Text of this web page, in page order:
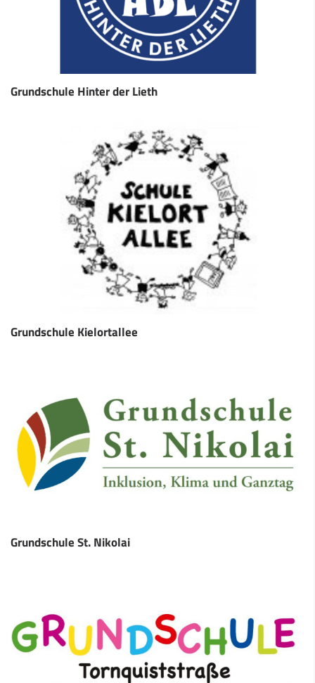
Grundschule Hinter der Lieth
Grundschule Kielortallee
Grundschule St. Nikolai